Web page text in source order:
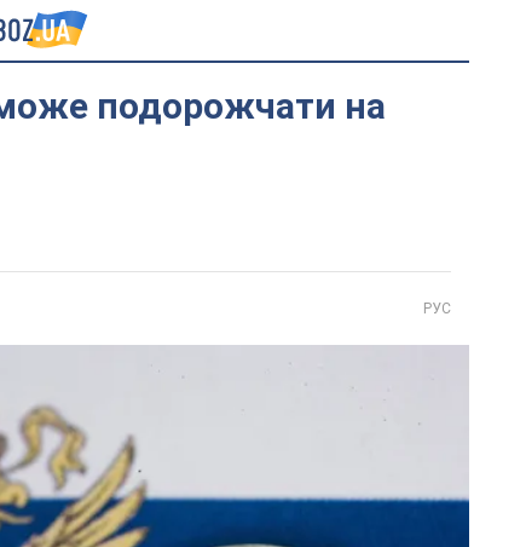
може подорожчати на
РУС